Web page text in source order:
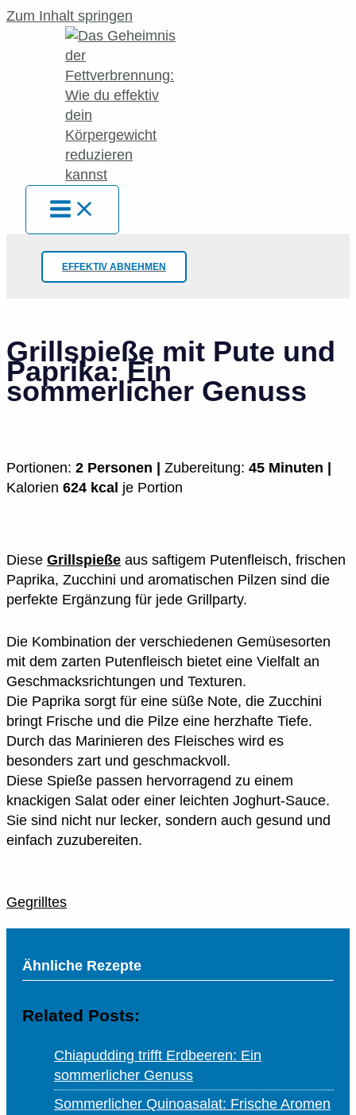
Zum Inhalt springen
EFFEKTIV ABNEHMEN
Grillspieße mit Pute und
Paprika: Ein
sommerlicher Genuss
Portionen: 2 Personen | Zubereitung: 45 Minuten |
Kalorien 624 kcal je Portion
Diese Grillspieße aus saftigem Putenfleisch, frischen
Paprika, Zucchini und aromatischen Pilzen sind die
perfekte Ergänzung für jede Grillparty.
Die Kombination der verschiedenen Gemüsesorten
mit dem zarten Putenfleisch bietet eine Vielfalt an
Geschmacksrichtungen und Texturen.
Die Paprika sorgt für eine süße Note, die Zucchini
bringt Frische und die Pilze eine herzhafte Tiefe.
Durch das Marinieren des Fleisches wird es
besonders zart und geschmackvoll.
Diese Spieße passen hervorragend zu einem
knackigen Salat oder einer leichten Joghurt-Sauce.
Sie sind nicht nur lecker, sondern auch gesund und
einfach zuzubereiten.
Gegrilltes
Ähnliche Rezepte
Related Posts:
Chiapudding trifft Erdbeeren: Ein
sommerlicher Genuss
Sommerlicher Quinoasalat: Frische Aromen